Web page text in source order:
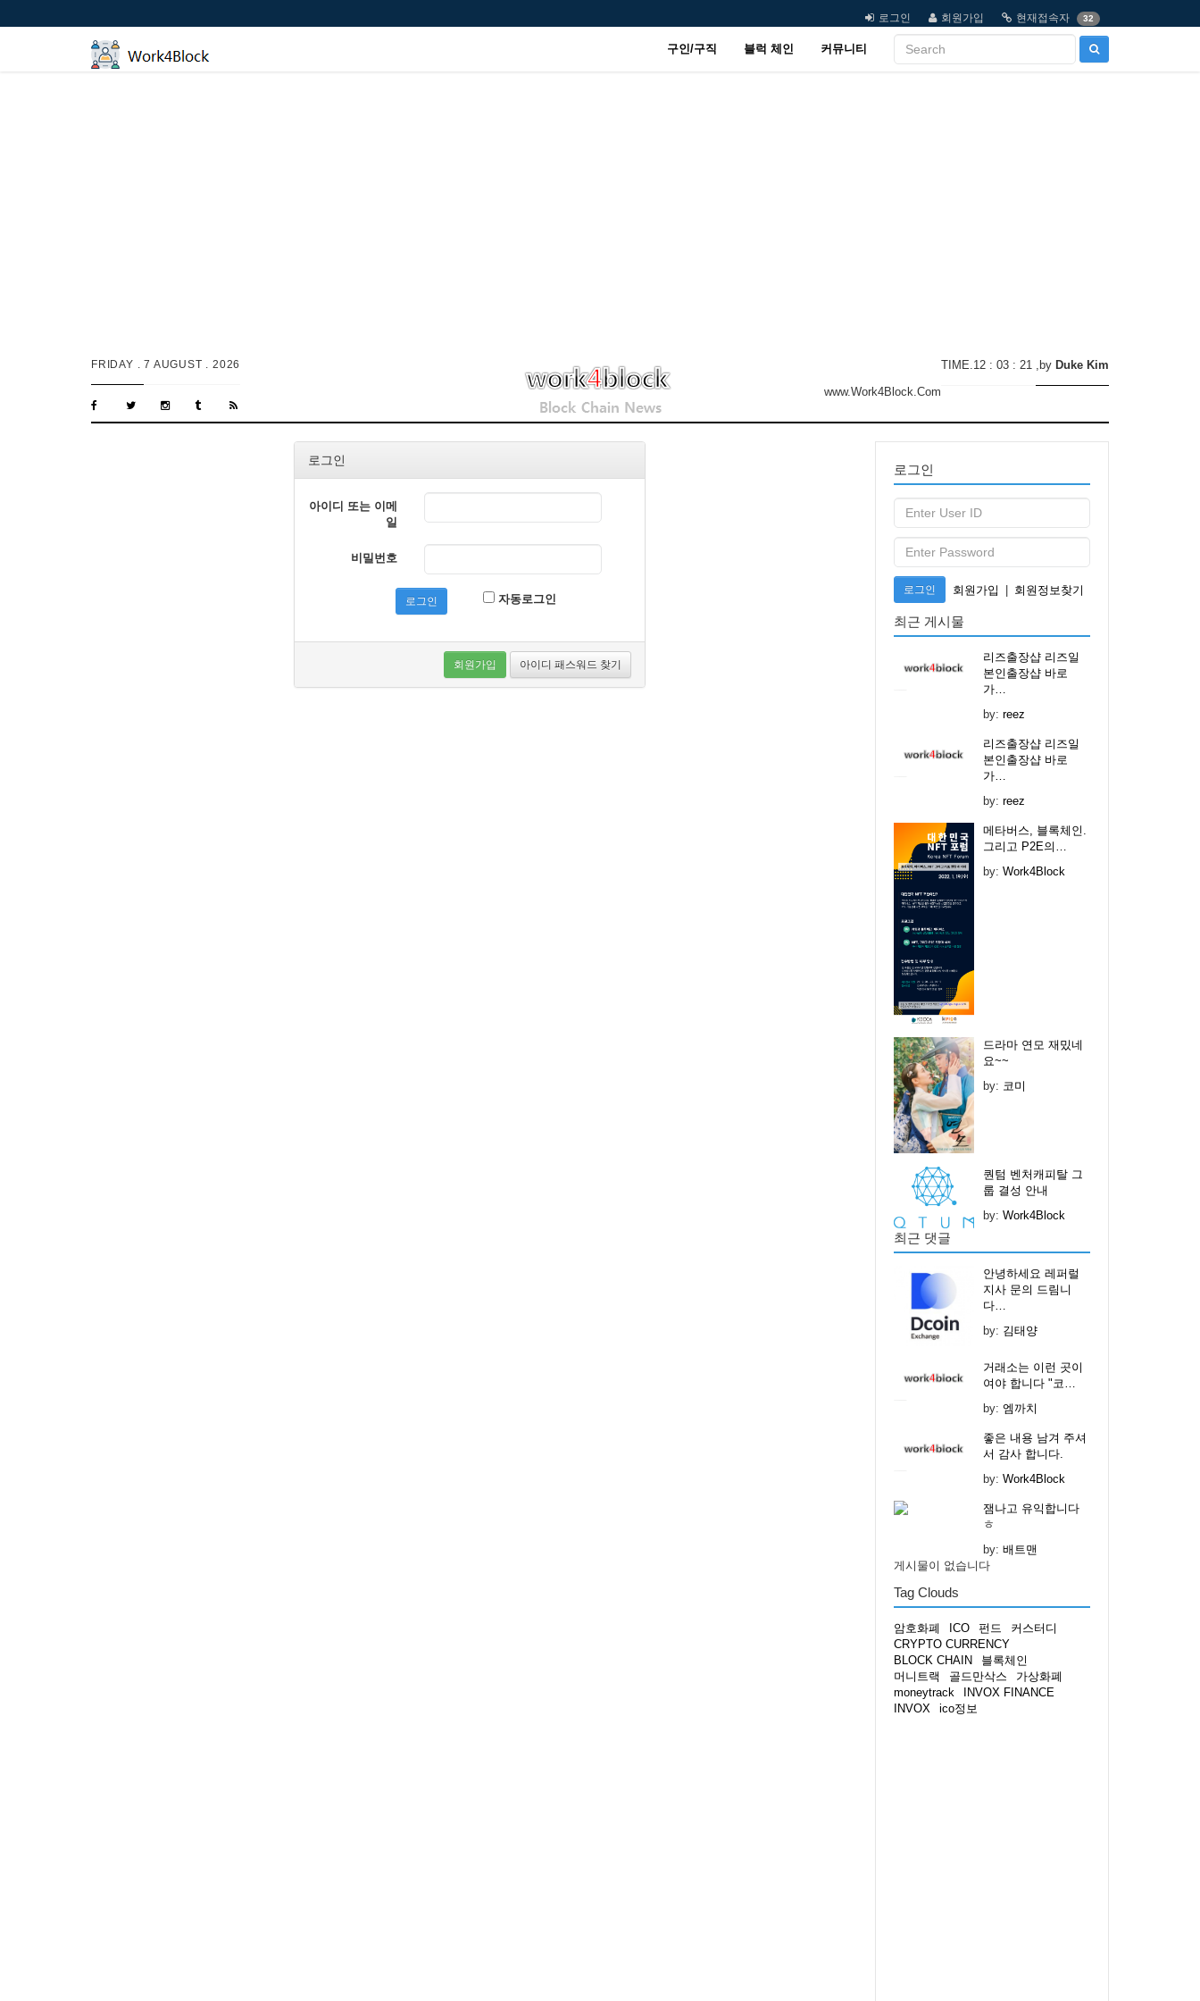
로그인 회원가입 현재접속자 32
구인/구직 블럭 체인 커뮤니티
FRIDAY .7 AUGUST . 2026 TIME.12 : 03 : 21 ,by Duke Kim
www.Work4Block.Com
로그인
아이디 또는 이메
일
비밀번호
로그인 자동로그인
회원가입 아이디 패스워드 찾기
로그인
로그인 회원가입 회원정보찾기
최근 게시물
리즈출장샵 리즈일
본인출장샵 바로
가…
by: reez
리즈출장샵 리즈일
본인출장샵 바로
가…
by: reez
메타버스, 블록체인.
그리고 P2E의…
by: Work4Block
드라마 연모 재밌네
요~~
by: 코미
퀀텀 벤처캐피탈 그
룹 결성 안내
by: Work4Block
최근 댓글
안녕하세요 레퍼럴
지사 문의 드림니
다…
by: 김태양
거래소는 이런 곳이
여야 합니다 "코…
by: 엠까치
좋은 내용 남겨 주셔
서 감사 합니다.
by: Work4Block
잼나고 유익합니다
ㅎ
by: 배트맨
게시물이 없습니다
Tag Clouds
암호화폐 ICO 펀드
커스터디
CRYPTO CURRENCY
BLOCK CHAIN
블록체인
머니트랙
골드만삭스
가상화폐
moneytrack
INVOX FINANCE
INVOX
ico정보